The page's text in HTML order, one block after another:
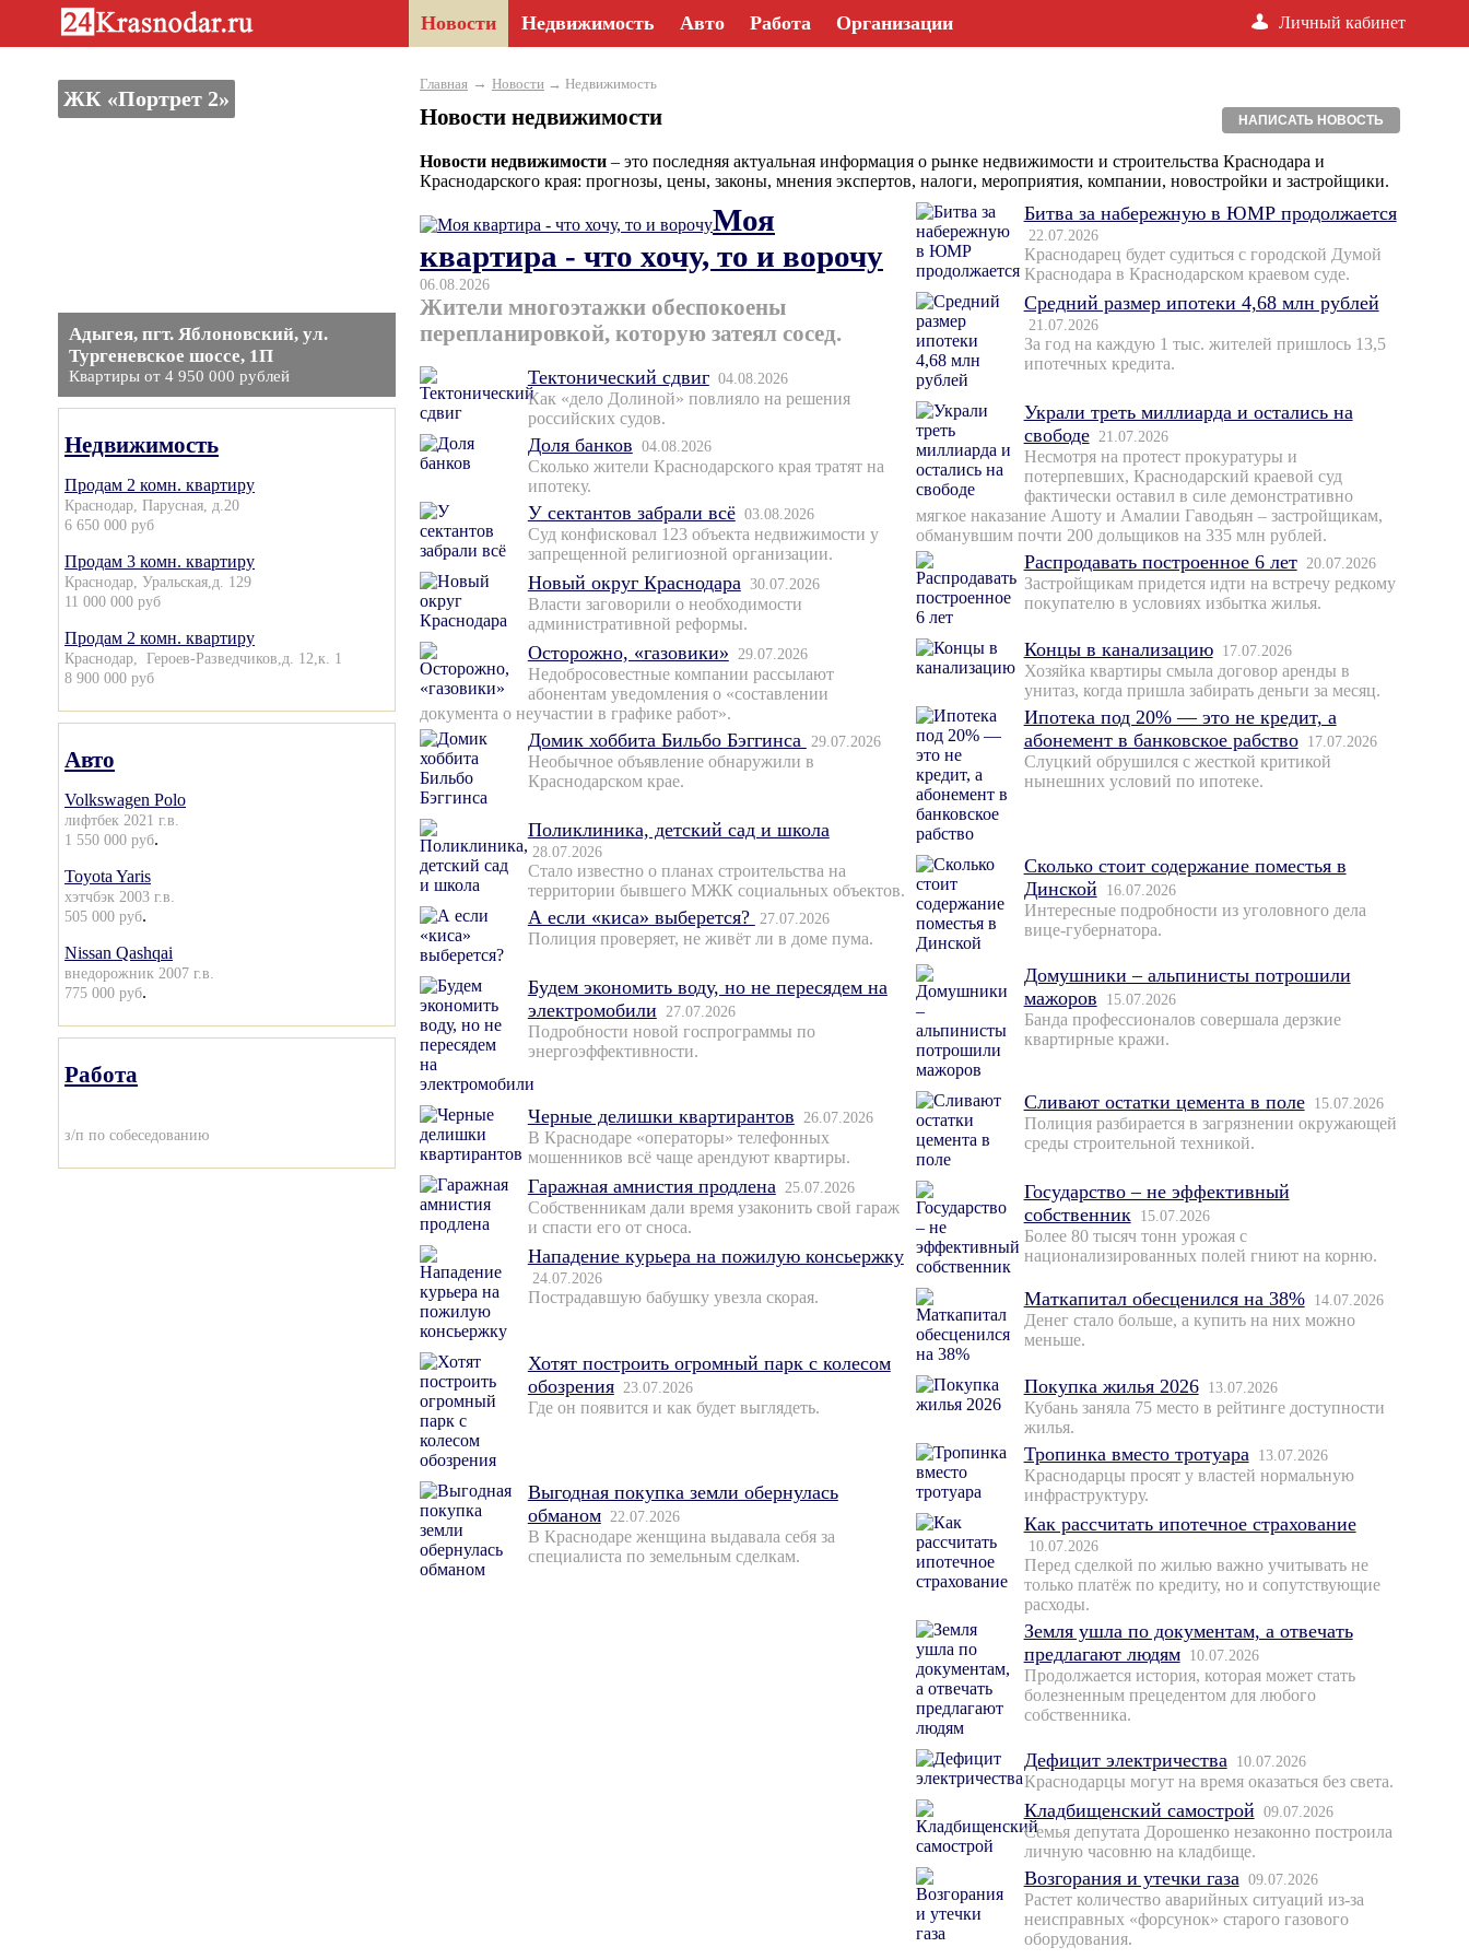
Новости Недвижимость Авто Работа Организации Личный кабинет
ЖК «Портрет 2»
Адыгея, пгт. Яблоновский, ул.
Тургеневское шоссе, 1П
Квартиры от 4 950 000 рублей
Недвижимость
Продам 2 комн. квартиру
Краснодар, Парусная, д.20
6 650 000 руб
Продам 3 комн. квартиру
Краснодар, Уральская,д. 129
11 000 000 руб
Продам 2 комн. квартиру
Краснодар, Героев-Разведчиков,д. 12,к. 1
8 900 000 руб
Авто
Volkswagen Polo
лифтбек 2021 г.в.
1 550 000 руб.
Toyota Yaris
хэтчбэк 2003 г.в.
505 000 руб.
Nissan Qashqai
внедорожник 2007 г.в.
775 000 руб.
Работа
з/п по собеседованию
Главная → Новости → Недвижимость
Новости недвижимости НАПИСАТЬ НОВОСТЬ
Новости недвижимости – это последняя актуальная информация о рынке недвижимости и строительства Краснодара и
Краснодарского края: прогнозы, цены, законы, мнения экспертов, налоги, мероприятия, компании, новостройки и застройщики.
Моя
квартира - что хочу, то и ворочу
06.08.2026
Жители многоэтажки обеспокоены
перепланировкой, которую затеял сосед.
Тектонический сдвиг 04.08.2026
Как «дело Долиной» повлияло на решения
российских судов.
Доля банков 04.08.2026
Сколько жители Краснодарского края тратят на
ипотеку.
У сектантов забрали всё 03.08.2026
Суд конфисковал 123 объекта недвижимости у
запрещенной религиозной организации.
Новый округ Краснодара 30.07.2026
Власти заговорили о необходимости
административной реформы.
Осторожно, «газовики» 29.07.2026
Недобросовестные компании рассылают
абонентам уведомления о «составлении
документа о неучастии в графике работ».
Домик хоббита Бильбо Бэггинса 29.07.2026
Необычное объявление обнаружили в
Краснодарском крае.
Поликлиника, детский сад и школа
28.07.2026
Стало известно о планах строительства на
территории бывшего МЖК социальных объектов.
А если «киса» выберется? 27.07.2026
Полиция проверяет, не живёт ли в доме пума.
Будем экономить воду, но не пересядем на
электромобили
27.07.2026
Подробности новой госпрограммы по
энергоэффективности.
Черные делишки квартирантов 26.07.2026
В Краснодаре «операторы» телефонных
мошенников всё чаще арендуют квартиры.
Гаражная амнистия продлена 25.07.2026
Собственникам дали время узаконить свой гараж
и спасти его от сноса.
Нападение курьера на пожилую консьержку
24.07.2026
Пострадавшую бабушку увезла скорая.
Хотят построить огромный парк с колесом
обозрения 23.07.2026
Где он появится и как будет выглядеть.
Выгодная покупка земли обернулась
обманом 22.07.2026
В Краснодаре женщина выдавала себя за
специалиста по земельным сделкам.
Битва за набережную в ЮМР продолжается
22.07.2026
Краснодарец будет судиться с городской Думой
Краснодара в Краснодарском краевом суде.
Средний размер ипотеки 4,68 млн рублей
21.07.2026
За год на каждую 1 тыс. жителей пришлось 13,5
ипотечных кредита.
Украли треть миллиарда и остались на
свободе 21.07.2026
Несмотря на протест прокуратуры и
потерпевших, Краснодарский краевой суд
фактически оставил в силе демонстративно
мягкое наказание Ашоту и Амалии Гаводьян – застройщикам,
обманувшим почти 200 дольщиков на 335 млн рублей.
Распродавать построенное 6 лет 20.07.2026
Застройщикам придется идти на встречу редкому
покупателю в условиях избытка жилья.
Концы в канализацию 17.07.2026
Хозяйка квартиры смыла договор аренды в
унитаз, когда пришла забирать деньги за месяц.
Ипотека под 20% — это не кредит, а
абонемент в банковское рабство 17.07.2026
Слуцкий обрушился с жесткой критикой
нынешних условий по ипотеке.
Сколько стоит содержание поместья в
Динской
16.07.2026
Интересные подробности из уголовного дела
вице-губернатора.
Домушники – альпинисты потрошили
мажоров
15.07.2026
Банда профессионалов совершала дерзкие
квартирные кражи.
Сливают остатки цемента в поле 15.07.2026
Полиция разбирается в загрязнении окружающей
среды строительной техникой.
Государство – не эффективный
собственник 15.07.2026
Более 80 тысяч тонн урожая с
национализированных полей гниют на корню.
Маткапитал обесценился на 38% 14.07.2026
Денег стало больше, а купить на них можно
меньше.
Покупка жилья 2026 13.07.2026
Кубань заняла 75 место в рейтинге доступности
жилья.
Тропинка вместо тротуара 13.07.2026
Краснодарцы просят у властей нормальную
инфраструктуру.
Как рассчитать ипотечное страхование
10.07.2026
Перед сделкой по жилью важно учитывать не
только платёж по кредиту, но и сопутствующие
расходы.
Земля ушла по документам, а отвечать
предлагают людям 10.07.2026
Продолжается история, которая может стать
болезненным прецедентом для любого
собственника.
Дефицит электричества 10.07.2026
Краснодарцы могут на время оказаться без света.
Кладбищенский самострой 09.07.2026
Семья депутата Дорошенко незаконно построила
личную часовню на кладбище.
Возгорания и утечки газа 09.07.2026
Растет количество аварийных ситуаций из-за
неисправных «форсунок» старого газового
оборудования.